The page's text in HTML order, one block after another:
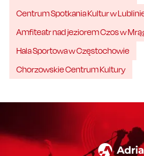
Centrum Spotkania Kultur w
Amfiteatr nad jeziorem Czos w
Hala Sportowa w Częstochowie
Chorzowskie Centrum Kultury